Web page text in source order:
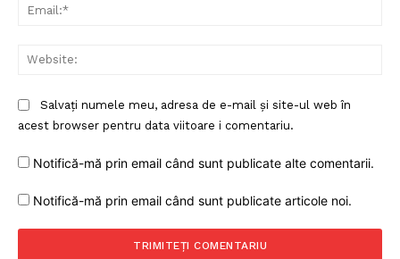
Salvați numele meu, adresa de e-mail și site-ul web în
acest browser pentru data viitoare i comentariu.
Notifică-mă prin email când sunt publicate alte comentarii.
Notifică-mă prin email când sunt publicate articole noi.